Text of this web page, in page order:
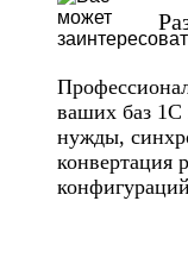
ваших баз 1С
нужды,
конвертация